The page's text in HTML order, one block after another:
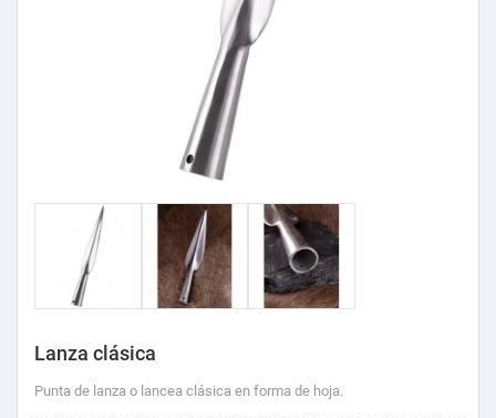
Lanza clásica
Punta de lanza o lancea clásica en forma de hoja.